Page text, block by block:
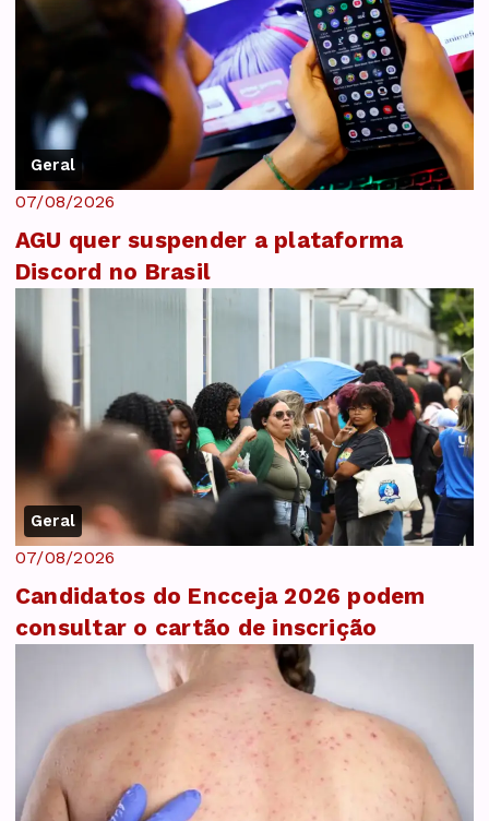
Geral
07/08/2026
AGU quer suspender a plataforma
Discord no Brasil
Geral
07/08/2026
Candidatos do Encceja 2026 podem
consultar o cartão de inscrição